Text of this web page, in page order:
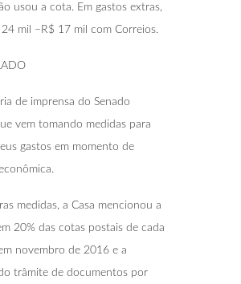
usou a cota. Em gastos extras,
mil –R$ 17 mil com Correios.
de imprensa do Senado
vem tomando medidas para
gastos em momento de
medidas, a Casa mencionou a
20% das cotas postais de cada
novembro de 2016 e a
trâmite de documentos por